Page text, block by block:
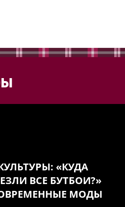
«КУДА
ВСЕ БУТБОИ?»
МОДЫ